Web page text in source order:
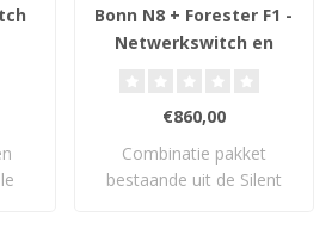
Bonn N8 + Forester F1 -
Netwerkswitch en
€860,00
Combinatie pakket
bestaande uit de Silent